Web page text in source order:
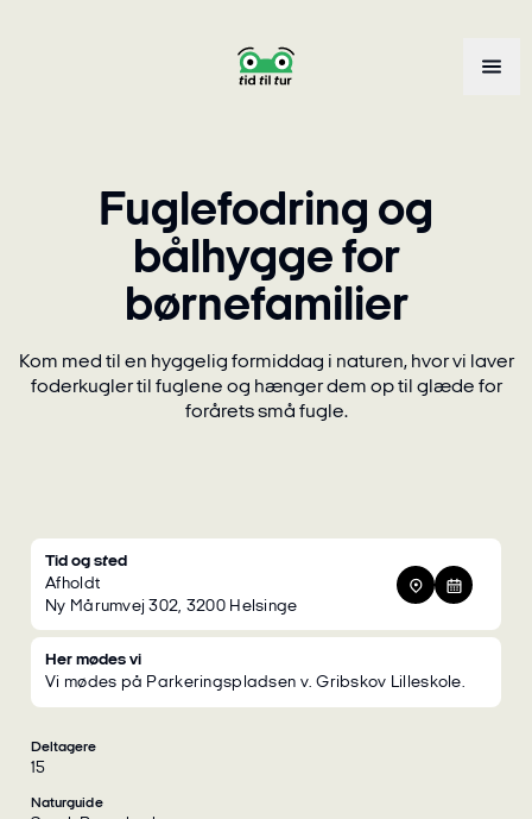
Fuglefodring og
bålhygge for
børnefamilier
Kom med til en hyggelig formiddag i naturen, hvor vi laver
foderkugler til fuglene og hænger dem op til glæde for
forårets små fugle.
Tid og sted
Afholdt
Ny Mårumvej 302, 3200 Helsinge
Her mødes vi
Vi mødes på Parkeringspladsen v. Gribskov Lilleskole.
Deltagere
15
Naturguide